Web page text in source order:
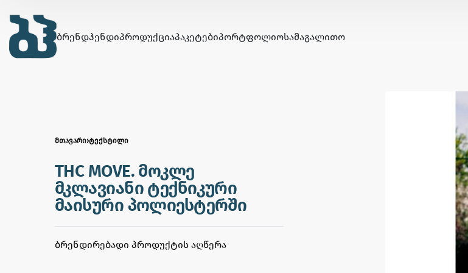
ᲑᲠᲔᲜᲓᲰᲔᲜᲓᲘᲞᲠᲝᲓᲣᲥᲪᲘᲐᲞᲐᲙᲔᲢᲔᲑᲘᲞᲝᲠᲢᲤᲝᲚᲘᲝᲡᲐᲛᲐᲒᲐᲚᲘᲗᲝ
ᲛᲗᲐᲕᲐᲠᲘ›ᲢᲔᲥᲡᲢᲘᲚᲘ
THC MOVE. მოკლე
მკლავიანი ტექნიკური
მაისური პოლიესტერში
ᲑᲠᲔᲜᲓᲘᲠᲔᲑᲐᲓᲘ ᲞᲠᲝᲓᲣᲥᲢᲘᲡ ᲐᲦᲬᲔᲠᲐ